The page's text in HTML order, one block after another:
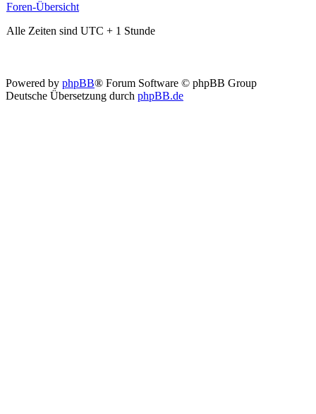
Foren-Übersicht
Alle Zeiten sind UTC + 1 Stunde
Powered by phpBB® Forum Software © phpBB Group
Deutsche Übersetzung durch phpBB.de